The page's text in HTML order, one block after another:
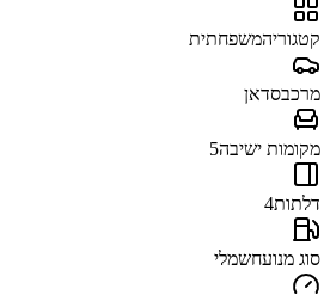
קטגוריהמשפחתית
מרכבסדאן
מקומות ישיבה5
דלתות4
סוג מנועחשמלי